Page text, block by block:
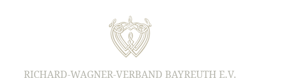
RICHARD-WAGNER-VERBAND BAYREUTH E.V.